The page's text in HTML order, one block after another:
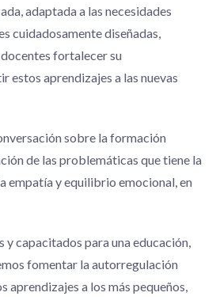
adaptada a las necesidades
cuidadosamente diseñadas,
fortalecer su
aprendizajes a las nuevas
sobre la formación
de las problemáticas que tiene la
empatía y equilibrio emocional, en
capacitados para una educación,
fomentar la autorregulación
aprendizajes a los más pequeños,